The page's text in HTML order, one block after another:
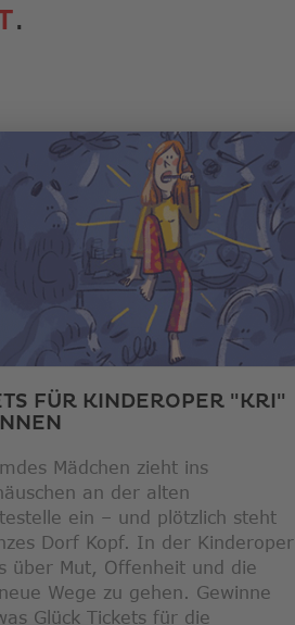
.
Andreas Kolarik
FÜR KINDEROPER "KRI"
Mädchen zieht ins
an der alten
ein – und plötzlich steht
Dorf Kopf. In der Kinderoper
über Mut, Offenheit und die
Wege zu gehen. Gewinne
Glück Tickets für die